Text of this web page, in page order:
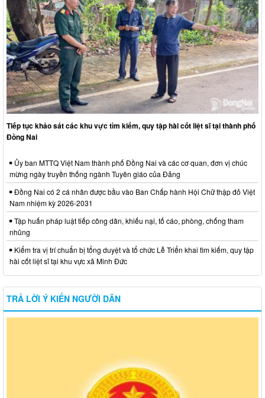
Tiếp tục khảo sát các khu vực tìm kiếm, quy tập hài cốt liệt sĩ tại thành phố
Đồng Nai
Ủy ban MTTQ Việt Nam thành phố Đồng Nai và các cơ quan, đơn vị chúc
mừng ngày truyền thống ngành Tuyên giáo của Đảng
Đồng Nai có 2 cá nhân được bầu vào Ban Chấp hành Hội Chữ thập đỏ Việt
Nam nhiệm kỳ 2026-2031
Tập huấn pháp luật tiếp công dân, khiếu nại, tố cáo, phòng, chống tham
nhũng
Kiểm tra vị trí chuẩn bị tổng duyệt và tổ chức Lễ Triển khai tìm kiếm, quy tập
hài cốt liệt sĩ tại khu vực xã Minh Đức
TRẢ LỜI Ý KIẾN NGƯỜI DÂN